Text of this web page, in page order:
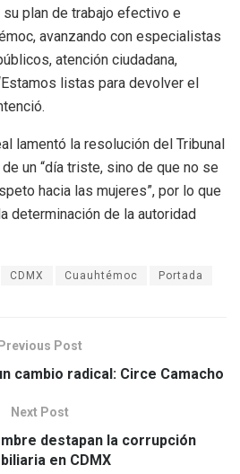
su plan de trabajo efectivo e
avanzando con especialistas
atención ciudadana,
listas para devolver el
lamentó la resolución del Tribunal
un “día triste, sino de que no se
hacia las mujeres”, por lo que
determinación de la autoridad
CDMX Cuauhtémoc Portada
Previous Post
cambio radical: Circe Camacho
Next Post
destapan la corrupción
en CDMX